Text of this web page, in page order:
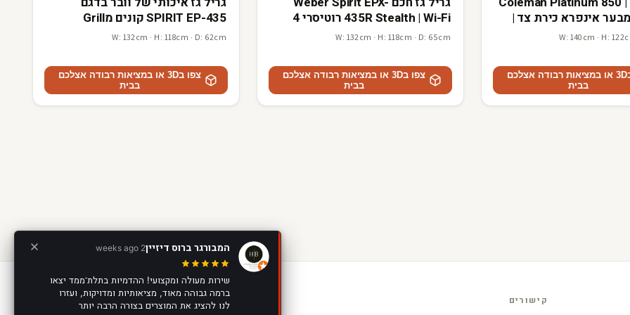
אינפרא כירת צד |
W: 140cm · H:
צפו ב3D או במציאות רבודה אצלכם
בבית
435R Stealth | Wi-Fi רוטיסרי 4
מבערים | GrillMaster
W: 132cm · H: 118cm · D: 65cm
צפו ב3D או במציאות רבודה אצלכם
בבית
SPIRIT EP-435 קונים מGrill
Master
W: 132cm · H: 118cm · D: 62cm
צפו ב3D או במציאות רבודה אצלכם
בבית
קישורים יצירת קשר
המבורגר ברוס דיזיין2 weeks ago
שירות מעולה ומקצועי! ההדמיות בתלת־ממד יצאו
ברמה גבוהה מאוד, מציאותיות ומדויקות, ועזרו
לנו להציג את המוצרים בצורה הרבה יותר